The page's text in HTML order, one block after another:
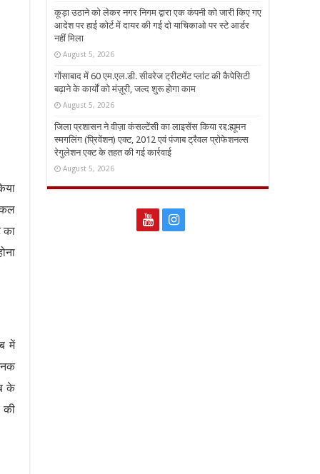
का
में
के
की
कूड़ा उठाने को लेकर नगर निगम द्वारा एक कंपनी को जारी किए गए
आदेश पर हाई कोर्ट में दायर की गई दो याचिकाओ पर स्टे आर्डर
नहीं मिला
August 5, 2026
गोंसाबाद में 60 एम.एल.डी. सीवरेज ट्रीटमेंट प्लांट की कैपेसिटी
बढ़ाने के कार्यों को मंज़ूरी, जल्द शुरू होगा काम
August 5, 2026
जिला प्रशासन ने वीज़ा कंसल्टेंसी का लाइसेंस किया रद्द:ह्यूमन
स्मगलिंग (प्रिवेंशन) एक्ट, 2012 एवं पंजाब ट्रैवल प्रोफेशनल्स
रेगुलेशन एक्ट के तहत की गई कार्रवाई
August 5, 2026